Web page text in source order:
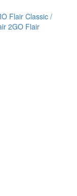
Flair Classic /
2GO Flair